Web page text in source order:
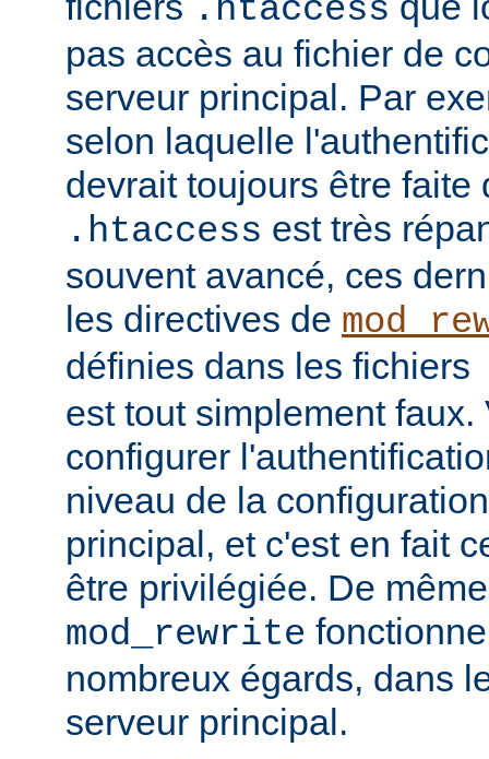
.htaccess
pas accès au fichier de
serveur principal. Par
selon laquelle
devrait toujours être faite
.htaccess est très
souvent avancé, ces
les directives de
définies dans les fichiers
est tout simplement faux.
configurer
niveau de la
principal, et c'est en fait
être privilégiée. De
mod_rewrite
nombreux égards, dans
serveur principal.